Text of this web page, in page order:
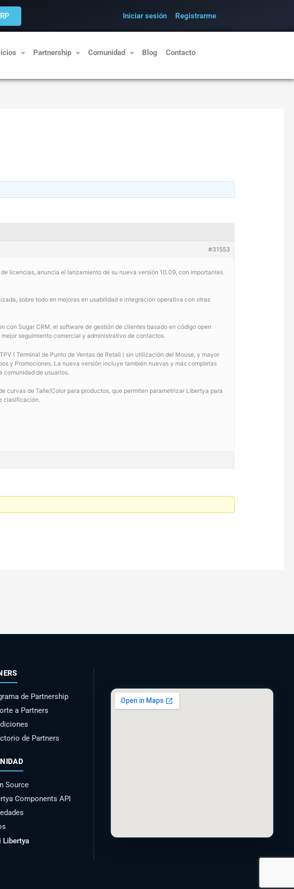
Iniciar sesión Registrarme
Partnership Comunidad Blog Contacto
#31553
licencias, anuncia el lanzamiento de su nueva versión 10.09, con importantes
sobre todo en mejoras en usabilidad e integración operativa con otras
con Sugar CRM, el software de gestión de clientes basado en código open
seguimiento comercial y administrativo de contactos.
( Terminal de Punto de Ventas de Retail ) sin utilización del Mouse, y mayor
y Promociones. La nueva versión incluye también nuevas y más completas
comunidad de usuarios.
curvas de Talle/Color para productos, que permiten parametrizar Libertya para
clasificación.
de Partnership
a Partners
de Partners
Source
Components API
Libertya